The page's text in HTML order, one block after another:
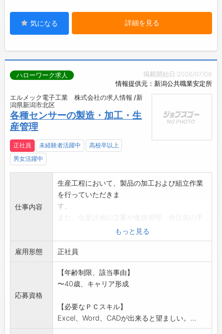
気になる 詳細を見る
掲載開始日:2026/07/06
情報提供元：新潟公共職業安定所
ハローワーク求人
エルメック電子工業 株式会社の求人情報 /新
潟県新潟市北区
各種センサーの製造・加工・生
産管理
正社員 未経験者活躍中
高校卒以上
男女活躍中
仕事内容
生産工程において、製品の加工および組立作業
を行っていただきま
す。
配・管理など、生産
活動が円滑に進むよう管理業務にも携わってい
ただきます。
※変更範囲:会社の定める業務
もっと見る
雇用形態 正社員
応募資格
【年齢制限、該当事由】
〜40歳、キャリア形成
【必要なＰＣスキル】
Excel、Word、CADが出来ると望ましい。...